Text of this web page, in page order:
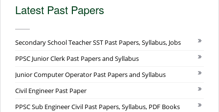
Latest Past Papers
Secondary School Teacher SST Past Papers, Syllabus, Jobs
PPSC Junior Clerk Past Papers and Syllabus
Junior Computer Operator Past Papers and Syllabus
Civil Engineer Past Paper
PPSC Sub Engineer Civil Past Papers, Syllabus, PDF Books